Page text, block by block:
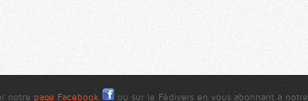
notre page Facebook ou sur le Fédivers en vous abonnant à notre